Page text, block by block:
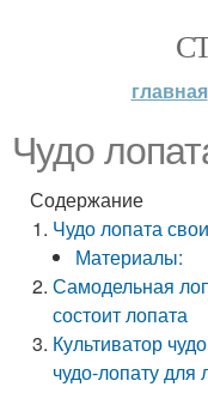
главная
Чудо
Содержание
Чудо лопата
Материалы:
Самодельная
состоит лопата
Культиватор
чудо-лопату